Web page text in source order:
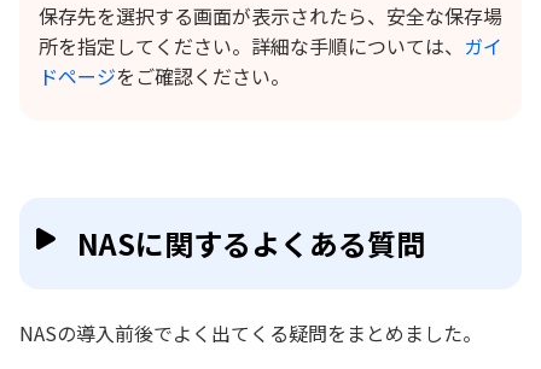
保存先を選択する画面が表示されたら、安全な保存場
所を指定してください。詳細な手順については、 ガイ
ドページをご確認ください。
NASに関するよくある質問
NASの導入前後でよく出てくる疑問をまとめました。